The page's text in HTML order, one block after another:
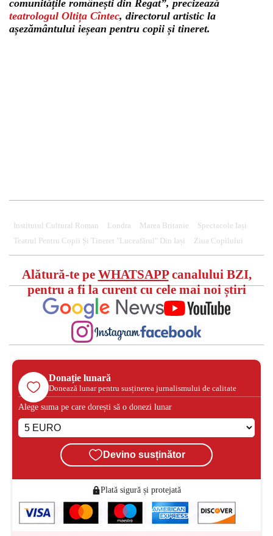
comunitățile românești din Regat”, precizează
teatrologul Oltița Cîntec, directorul artistic la
așezământului ieșean pentru copii și tineret.
Institutul Cultural Roman Londra Marea Britanie
Spectacole Iași
Teatrul Pentru Copii Și Tineret "Luceafărul" Din Iași
Ziua Copilului
Alătură-te pe WHATSAPPcanalului BZI,
pentru a fi la curent cu cele mai noi știri
Donație lunară
Donează lunar pentru susținerea jurnalismului de calitate
Alege suma pe care dorești să o donezi lunar
Devino susținător
Plată sigură și protejată